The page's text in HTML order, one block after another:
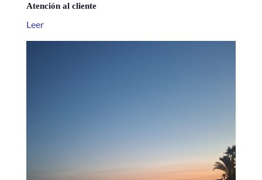
Atención al cliente
Leer